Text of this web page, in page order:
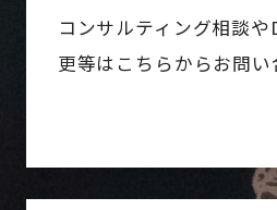
コンサルティング相談
更等はこちらからお問い